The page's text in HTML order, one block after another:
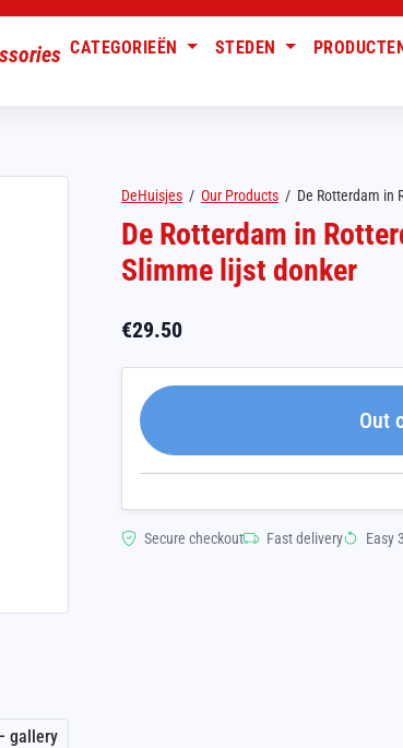
CATEGORIEËN STEDEN
DeHuisjes / Our Products / De Rotterdam in
De Rotterdam in
Slimme lijst donker
€29.50
Out
Secure checkout Fast delivery Easy